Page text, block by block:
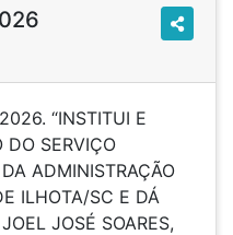
“INSTITUI E
DO SERVIÇO
ADMINISTRAÇÃO
ILHOTA/SC E DÁ
JOSÉ SOARES,